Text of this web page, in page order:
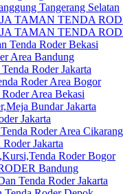
Tangerang Selatan
TAMAN TENDA
TAMAN TENDA
Tenda Roder Bekasi
Area Bandung
Roder Jakarta
Roder Area Bogor
Area Bekasi
Bundar Jakarta
Jakarta
Roder Area Cikarang
Jakarta
Roder Bogor
Bandung
Tenda Roder Jakarta